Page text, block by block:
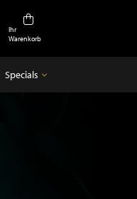
Ihr
Warenkorb
Specials